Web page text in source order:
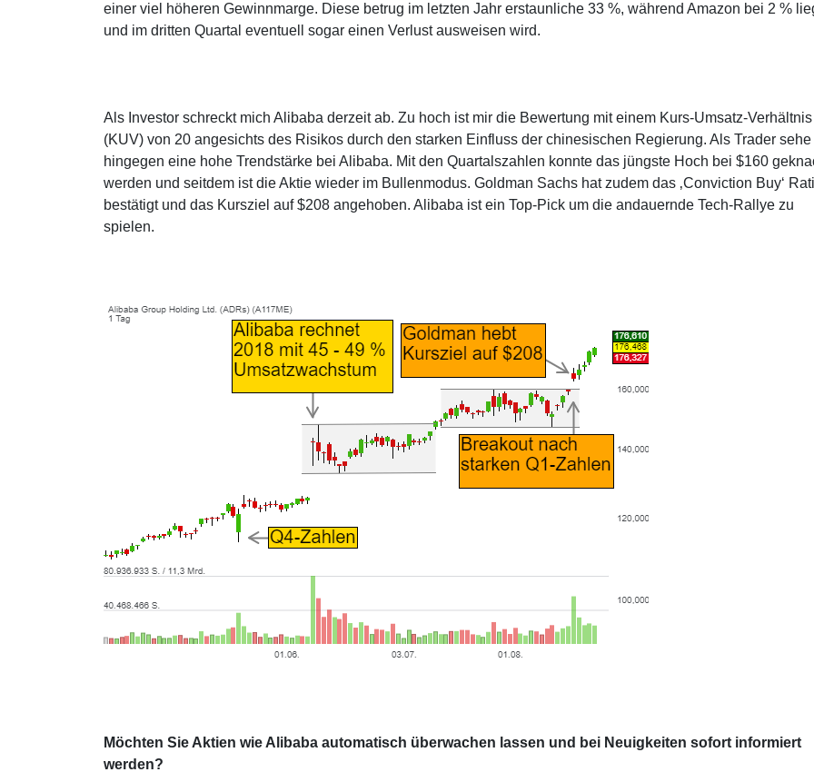
einer viel höheren Gewinnmarge. Diese betrug im letzten Jahr erstaunliche 33 %, während Amazon bei 2 %
und im dritten Quartal eventuell sogar einen Verlust ausweisen wird.
Als Investor schreckt mich Alibaba derzeit ab. Zu hoch ist mir die Bewertung mit einem Kurs-Umsatz-Verhältnis
(KUV) von 20 angesichts des Risikos durch den starken Einfluss der chinesischen Regierung. Als Trader sehe
hingegen eine hohe Trendstärke bei Alibaba. Mit den Quartalszahlen konnte das jüngste Hoch bei $160
werden und seitdem ist die Aktie wieder im Bullenmodus. Goldman Sachs hat zudem das ‚Conviction Buy‘
bestätigt und das Kursziel auf $208 angehoben. Alibaba ist ein Top-Pick um die andauernde Tech-Rallye zu
spielen.
Möchten Sie Aktien wie Alibaba automatisch überwachen lassen und bei Neuigkeiten sofort informiert
werden?